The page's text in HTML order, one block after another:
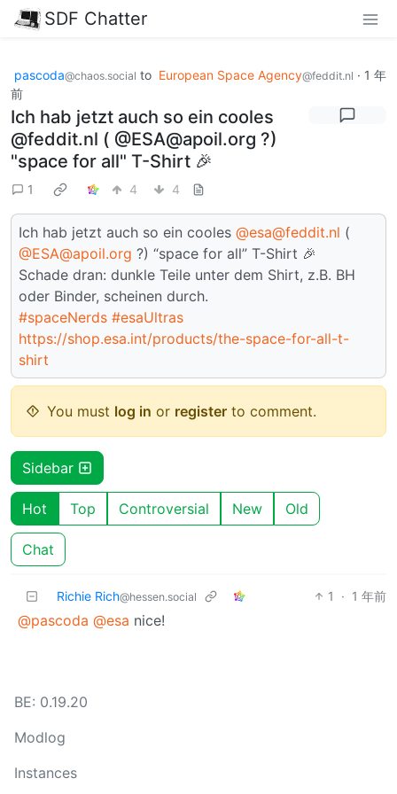
SDF Chatter
pascoda@chaos.social to European Space Agency@feddit.nl · 1 年
前
Ich hab jetzt auch so ein cooles
@feddit.nl ( @ESA@apoil.org ?)
"space for all" T-Shirt 🎉
1 4 4
Ich hab jetzt auch so ein cooles @esa@feddit.nl (
@ESA@apoil.org ?) “space for all” T-Shirt 🎉
Schade dran: dunkle Teile unter dem Shirt, z.B. BH
oder Binder, scheinen durch.
#spaceNerds #esaUltras
https://shop.esa.int/products/the-space-for-all-t-
shirt
You must log in or register to comment.
Sidebar
Hot Top Controversial New Old
Chat
Richie Rich@hessen.social 1 · 1 年前
@pascoda @esa nice!
BE: 0.19.20
Modlog
Instances